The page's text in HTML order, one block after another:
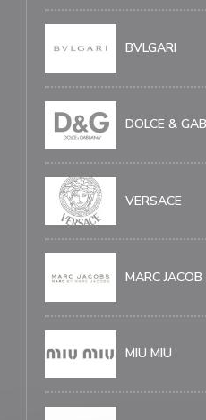
BVLGARI
DOLCE &
VERSACE
MARC JACOB
MIU MIU